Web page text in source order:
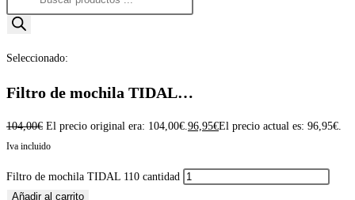
Seleccionado:
Filtro de mochila TIDAL…
104,00€ El precio original era: 104,00€.96,95€El precio actual es: 96,95€.
Iva incluido
Filtro de mochila TIDAL 110 cantidad
Añadir al carrito